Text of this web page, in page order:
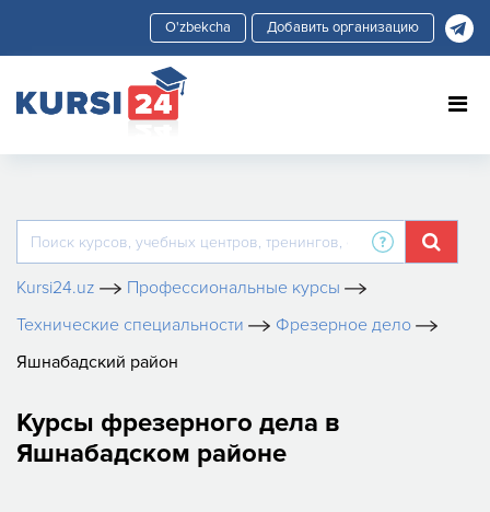
Добавить организацию
Kursi24.uz
Профессиональные курсы
Технические специальности
Фрезерное дело
Яшнабадский район
Курсы фрезерного дела в
Яшнабадском районе